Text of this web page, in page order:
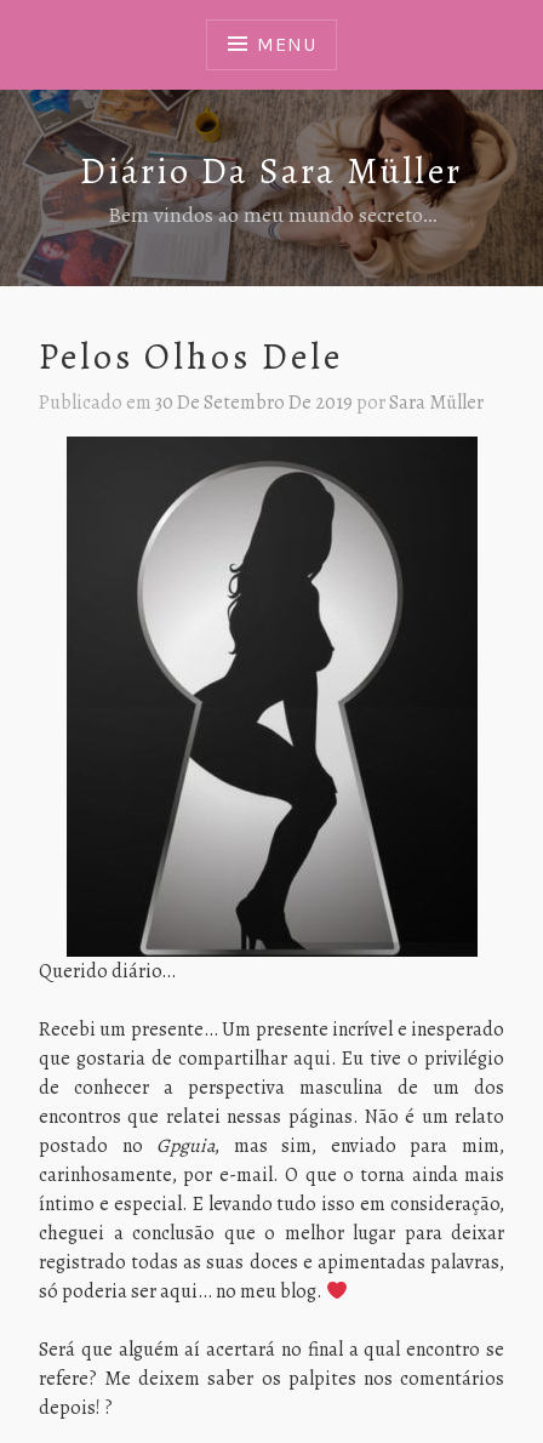
MENU
Diário Da Sara Müller
Bem vindos ao meu mundo secreto…
Pelos Olhos Dele
Publicado em30 De Setembro De 2019 porSara Müller
Querido diário…
Recebi um presente… Um presente incrível e inesperado
que gostaria de compartilhar aqui. Eu tive o privilégio
de conhecer a perspectiva masculina de um dos
encontros que relatei nessas páginas. Não é um relato
postado no Gpguia, mas sim, enviado para mim,
carinhosamente, por e-mail. O que o torna ainda mais
íntimo e especial. E levando tudo isso em consideração,
cheguei a conclusão que o melhor lugar para deixar
registrado todas as suas doces e apimentadas palavras,
só poderia ser aqui… no meu blog.
Será que alguém aí acertará no final a qual encontro se
refere? Me deixem saber os palpites nos comentários
depois! ?